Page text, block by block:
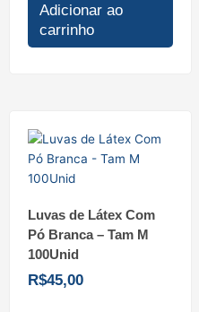
Adicionar ao
carrinho
Luvas de Látex Com
Pó Branca – Tam M
100Unid
R$45,00